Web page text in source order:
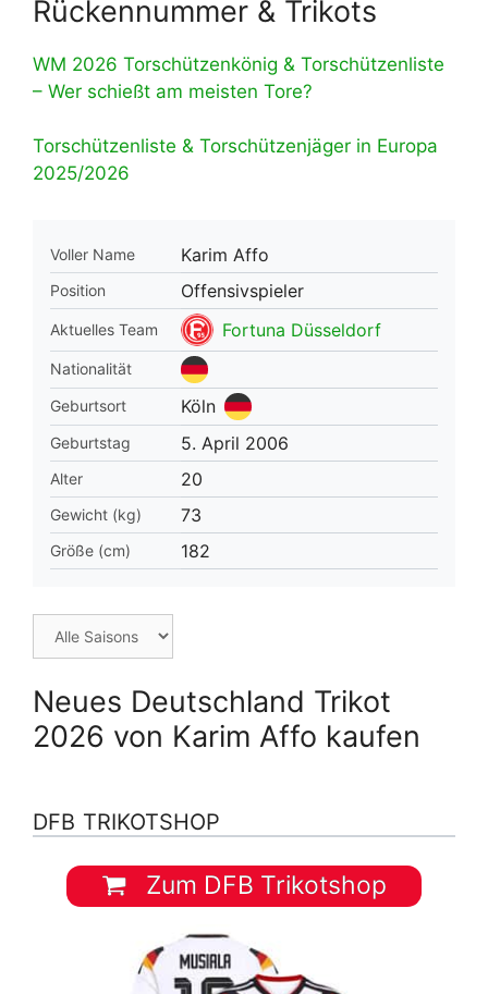
Rückennummer & Trikots
WM 2026 Torschützenkönig & Torschützenliste
– Wer schießt am meisten Tore?
Torschützenliste & Torschützenjäger in Europa
2025/2026
Voller Name Karim Affo
Position Offensivspieler
Aktuelles Team Fortuna Düsseldorf
Nationalität
Geburtsort
Köln
Geburtstag 5. April 2006
Alter 20
Gewicht (kg) 73
Größe (cm) 182
Neues Deutschland Trikot
2026 von Karim Affo kaufen
DFB TRIKOTSHOP
Zum DFB Trikotshop